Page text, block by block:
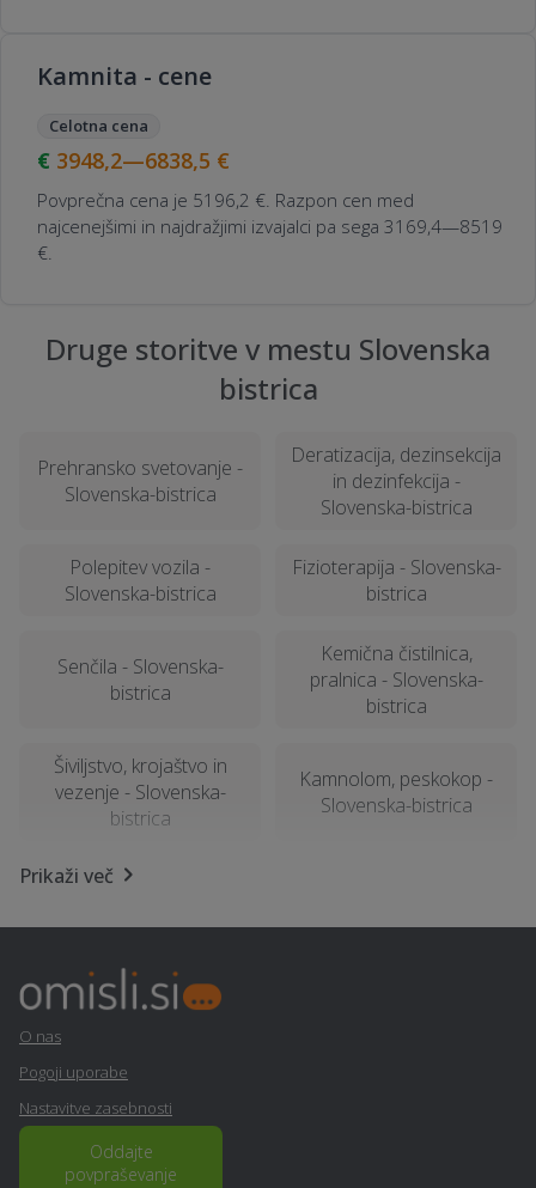
Kamnita - cene
Celotna cena
3948,2—6838,5 €
Povprečna cena je 5196,2 €. Razpon cen med
najcenejšimi in najdražjimi izvajalci pa sega 3169,4—8519
€.
Druge storitve v mestu Slovenska
bistrica
Prehransko svetovanje -
Slovenska-bistrica
Deratizacija, dezinsekcija
in dezinfekcija -
Slovenska-bistrica
Polepitev vozila -
Slovenska-bistrica
Fizioterapija - Slovenska-
bistrica
Senčila - Slovenska-
bistrica
Kemična čistilnica,
pralnica - Slovenska-
bistrica
Šiviljstvo, krojaštvo in
vezenje - Slovenska-
bistrica
Kamnolom, peskokop -
Slovenska-bistrica
Računalništvo in IT
bistrica
Table in napisi -
Slovenska-bistrica
Izdelava in montaža
kamina - Slovenska-
bistrica
Prikaži več
O nas
Pogoji uporabe
Nastavitve zasebnosti
Oddajte
povpraševanje